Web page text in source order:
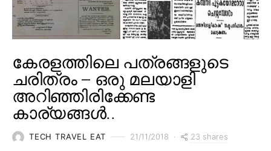
കേരളത്തിലെ പത്രങ്ങളുടെ
ചരിത്രം – ഒരു മലയാളി
അറിഞ്ഞിരിക്കേണ്ട
കാര്യങ്ങൾ..
TECH TRAVEL EAT 21/11/2018 23 shares